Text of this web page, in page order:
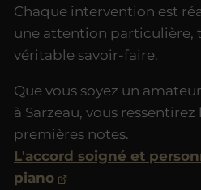
Chaque intervention est
une attention particulière,
véritable savoir-faire.
Que vous soyez un
à Sarzeau, vous
premières notes.
L'accord soigné et
piano